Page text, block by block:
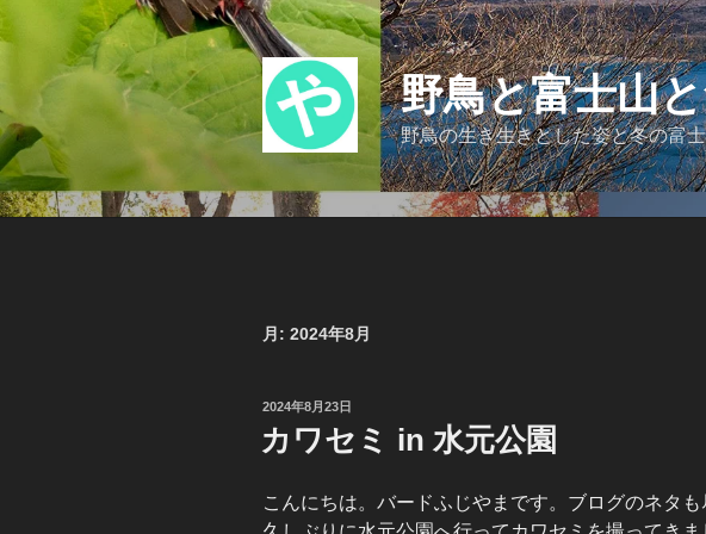
ン
ツ
へ
ス
キ
野鳥と富士山
野鳥の生き生きとした姿と冬の富
月: 2024年8月
投
稿
日:
2024年8月23日
カワセミ in 水元公園
こんにちは。バードふじやまです。ブログのネタも